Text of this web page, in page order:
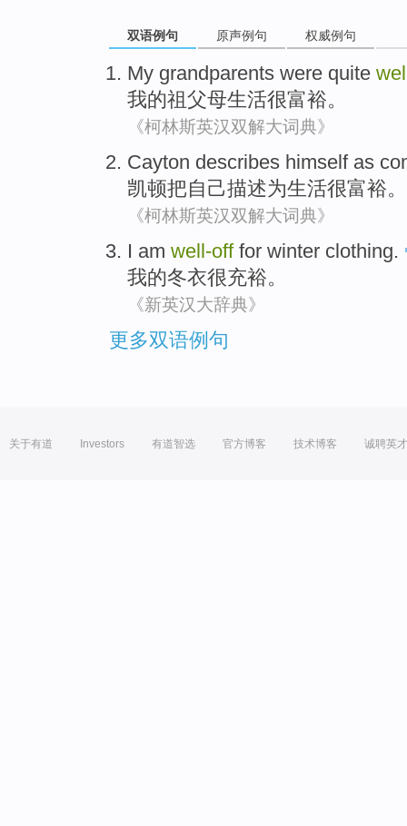
双语例句 原声例句 权威例句
My grandparents were quite
我的祖父母生活很富裕。
《柯林斯英汉双解大词典》
Cayton describes himself as
凯顿把自己描述为生活很富裕。
《柯林斯英汉双解大词典》
I am well-offfor winter clothing.
我的冬衣很充裕。
《新英汉大辞典》
更多双语例句
关于有道 Investors 有道智选 官方博客 技术博客 诚聘英才